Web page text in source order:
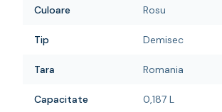
Culoare Rosu
Tip Demisec
Tara Romania
Capacitate 0,187 L